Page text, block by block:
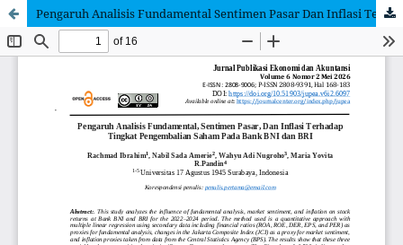
Pengaruh Analisis Fundamental Sentimen Pasar Dan Inflasi Terhadap Tingkat Pengembalian Saham Pada Bank BNI dan BRI